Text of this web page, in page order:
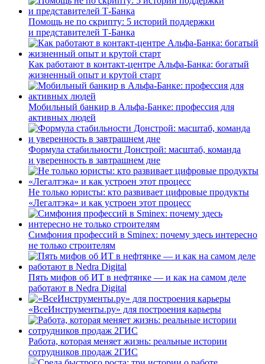
Помощь не по скрипту: 5 историй поддержки
и представителей Т-Банка
Как работают в контакт-центре Альфа-Банка: богатый
жизненный опыт и крутой старт
Мобильный банкир в Альфа-Банке: профессия для
активных людей
Формула стабильности Донстрой: масштаб, команда
и уверенность в завтрашнем дне
Не только юристы: кто развивает цифровые продукты
«Легалтэка» и как устроен этот процесс
Симфония профессий в Sminex: почему здесь интересно
не только строителям
Пять мифов об ИТ в нефтянке — и как на самом деле
работают в Nedra Digital
«ВсеИнструменты.ру» для построения карьеры
Работа, которая меняет жизнь: реальные истории
сотрудников продаж 2ГИС